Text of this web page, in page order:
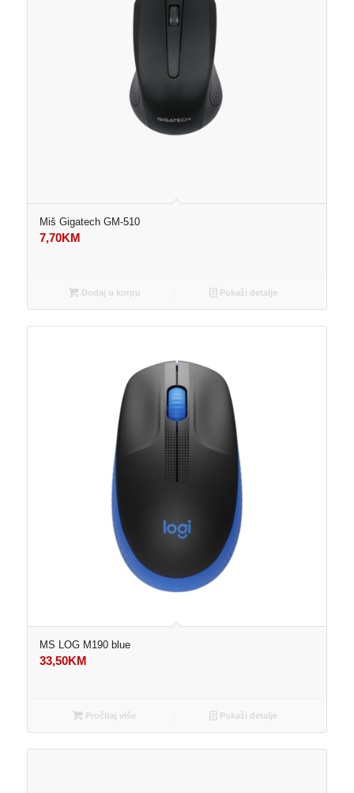
Miš Gigatech GM-510
7,70KM
Dodaj u korpu Pokaži detalje
MS LOG M190 blue
33,50KM
Pročitaj više Pokaži detalje